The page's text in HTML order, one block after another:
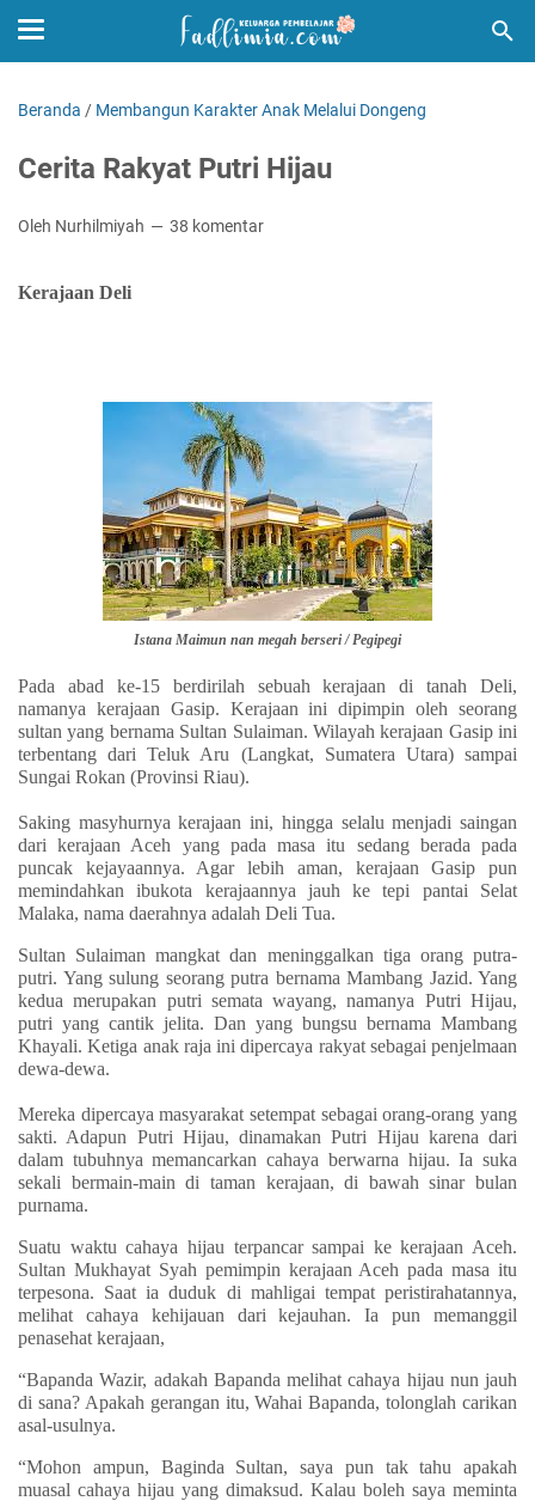
Beranda / Membangun Karakter Anak Melalui Dongeng
Cerita Rakyat Putri Hijau
Oleh Nurhilmiyah 38 komentar
Kerajaan Deli
Istana Maimun nan megah berseri / Pegipegi
Pada abad ke-15 berdirilah sebuah kerajaan di tanah Deli,
namanya kerajaan Gasip. Kerajaan ini dipimpin oleh seorang
sultan yang bernama Sultan Sulaiman. Wilayah kerajaan Gasip ini
terbentang dari Teluk Aru (Langkat, Sumatera Utara) sampai
Sungai Rokan (Provinsi Riau).
Saking masyhurnya kerajaan ini, hingga selalu menjadi saingan
dari kerajaan Aceh yang pada masa itu sedang berada pada
puncak kejayaannya. Agar lebih aman, kerajaan Gasip pun
memindahkan ibukota kerajaannya jauh ke tepi pantai Selat
Malaka, nama daerahnya adalah Deli Tua.
Sultan Sulaiman mangkat dan meninggalkan tiga orang putra-
putri. Yang sulung seorang putra bernama Mambang Jazid. Yang
kedua merupakan putri semata wayang, namanya Putri Hijau,
putri yang cantik jelita. Dan yang bungsu bernama Mambang
Khayali. Ketiga anak raja ini dipercaya rakyat sebagai penjelmaan
dewa-dewa.
Mereka dipercaya masyarakat setempat sebagai orang-orang yang
sakti. Adapun Putri Hijau, dinamakan Putri Hijau karena dari
dalam tubuhnya memancarkan cahaya berwarna hijau. Ia suka
sekali bermain-main di taman kerajaan, di bawah sinar bulan
purnama.
Suatu waktu cahaya hijau terpancar sampai ke kerajaan Aceh.
Sultan Mukhayat Syah pemimpin kerajaan Aceh pada masa itu
terpesona. Saat ia duduk di mahligai tempat peristirahatannya,
melihat cahaya kehijauan dari kejauhan. Ia pun memanggil
penasehat kerajaan,
“Bapanda Wazir, adakah Bapanda melihat cahaya hijau nun jauh
di sana? Apakah gerangan itu, Wahai Bapanda, tolonglah carikan
asal-usulnya.
“Mohon ampun, Baginda Sultan, saya pun tak tahu apakah
muasal cahaya hijau yang dimaksud. Kalau boleh saya meminta